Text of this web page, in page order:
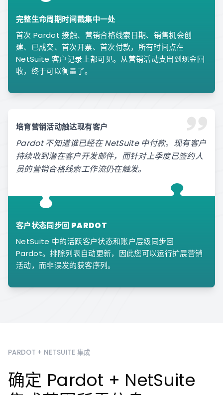
完整生命周期时间戳集中一处
首次 Pardot 接触、营销合格线索日期、销售机会创
建、已成交、首次开票、首次付款，所有时间点在
NetSuite 客户记录上都可见。从营销活动支出到现金回
收，终于可以衡量了。
培育营销活动触达现有客户
Pardot 不知道谁已经在 NetSuite 中付款。现有客户
持续收到潜在客户开发邮件，而针对上季度已签约人
员的营销合格线索工作流仍在触发。
客户状态同步回 PARDOT
NetSuite 中的活跃客户状态和账户层级同步回
Pardot。排除列表自动更新，因此您可以运行扩展营销
活动，而非误发的获客序列。
PARDOT + NETSUITE 集成
确定 Pardot + NetSuite